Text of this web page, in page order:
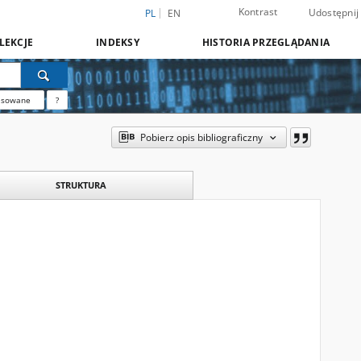
PL EN Kontrast Udostępnij
INDEKSY HISTORIA PRZEGLĄDANIA
?
Pobierz opis bibliograficzny
STRUKTURA